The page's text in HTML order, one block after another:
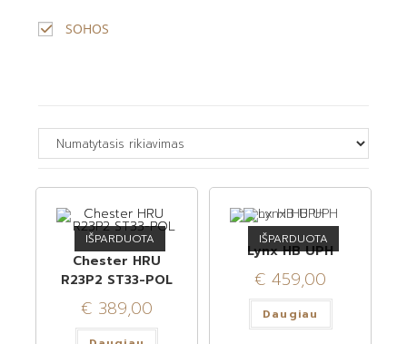
SOHOS
IŠPARDUOTA
Chester HRU
R23P2 ST33-POL
€389,00
IŠPARDUOTA
Lynx HB UPH
€ 459,00
Daugiau